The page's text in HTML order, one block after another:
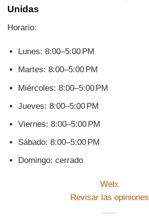
Unidas
Horario:
Lunes: 8:00–5:00 PM
Martes: 8:00–5:00 PM
Miércoles: 8:00–5:00 PM
Jueves: 8:00–5:00 PM
Viernes: 8:00–5:00 PM
Sábado: 8:00–5:00 PM
Domingo: cerrado
Web:
Revisar las opiniones